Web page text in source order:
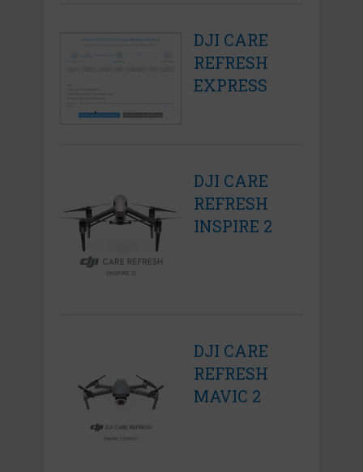
DJI CARE
REFRESH
EXPRESS
DJI CARE
REFRESH
INSPIRE 2
DJI CARE
REFRESH
MAVIC 2